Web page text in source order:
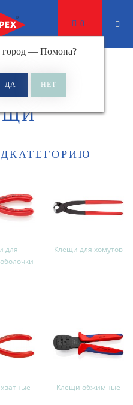
— Помона?
0
для
Клещи для хомутов
Клещи обжимные